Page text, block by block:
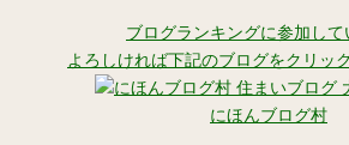
ブログランキングに参加して
よろしければ下記のブログをクリッ
にほんブログ村